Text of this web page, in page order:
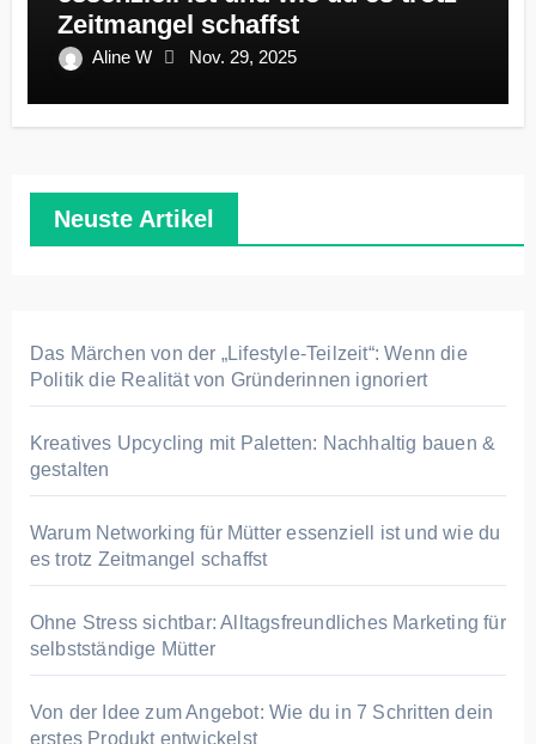
Zeitmangel schaffst
Aline W Nov. 29, 2025
Neuste Artikel
Das Märchen von der „Lifestyle-Teilzeit“: Wenn die
Politik die Realität von Gründerinnen ignoriert
Kreatives Upcycling mit Paletten: Nachhaltig bauen &
gestalten
Warum Networking für Mütter essenziell ist und wie du
es trotz Zeitmangel schaffst
Ohne Stress sichtbar: Alltagsfreundliches Marketing für
selbstständige Mütter
Von der Idee zum Angebot: Wie du in 7 Schritten dein
erstes Produkt entwickelst